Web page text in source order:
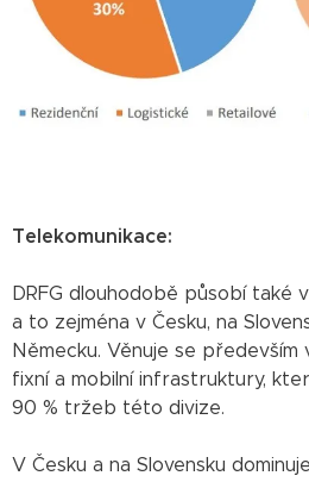
Telekomunikace:
DRFG dlouhodobě působí také
a to zejména v Česku, na
Německu. Věnuje se
fixní a mobilní infrastruktury,
90 % tržeb této divize.
V Česku a na Slovensku